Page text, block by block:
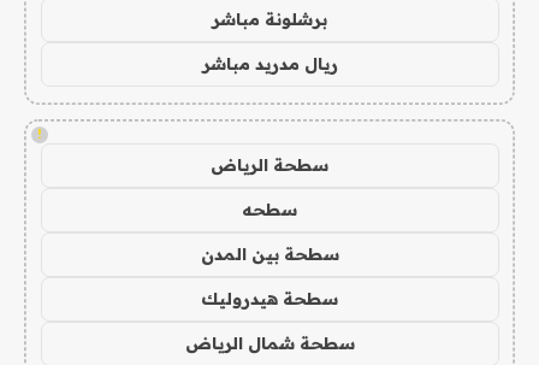
برشلونة مباشر
ريال مدريد مباشر
!
سطحة الرياض
سطحه
سطحة بين المدن
سطحة هيدروليك
سطحة شمال الرياض